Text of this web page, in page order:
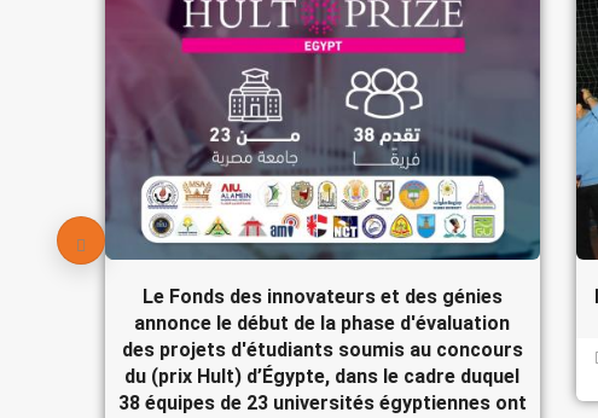
Le Fonds des innovateurs et des génies
annonce le début de la phase d'évaluation
des projets d'étudiants soumis au concours
du (prix Hult) d’Égypte, dans le cadre duquel
38 équipes de 23 universités égyptiennes ont